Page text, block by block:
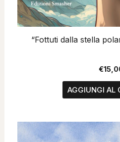
“Fottuti dalla stella
€
AGGIUNGI AL